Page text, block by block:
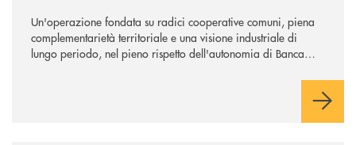
Un'operazione fondata su radici cooperative comuni, piena
complementarietà territoriale e una visione industriale di
lungo periodo, nel pieno rispetto dell'autonomia di Banca
negoziazione esclusiva per la finalizzazione dell’operazione.